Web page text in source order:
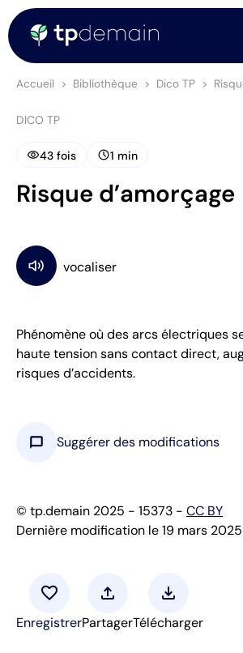
Accueil Bibliothèque Dico TP
DICO TP
visibility43 fois schedule1 min
Risque d’amorçage
Phénomène où des arcs électriques
haute tension sans contact direct,
risques d’accidents.
chat_bubble Suggérer des modifications
© tp.demain 2025 - 15373 - CC BY
Dernière modification le 19 mars 2025
favorite
Enregistrer
upload
Partager
download
Télécharger